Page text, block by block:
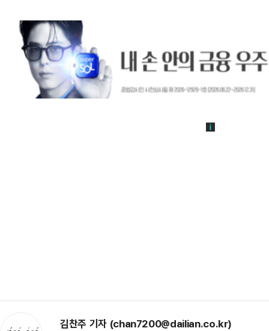
김찬주 기자 (chan7200@dailian.co.kr)